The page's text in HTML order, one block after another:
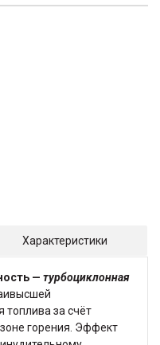
Характеристики
— турбоциклонная
топлива за счёт
горения. Эффект